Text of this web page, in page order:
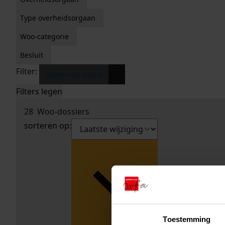
Toestemming
Type overheidsorgaan
Woo-categorie
Besluit
Filter:
Filters legen
28 Woo-dossiers
sorteren op: